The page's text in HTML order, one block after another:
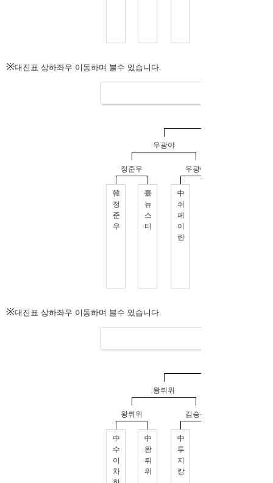
※대진표 상하좌우 이동하며 볼수 있습니다.
※대진표 상하좌우 이동하며 볼수 있습니다.